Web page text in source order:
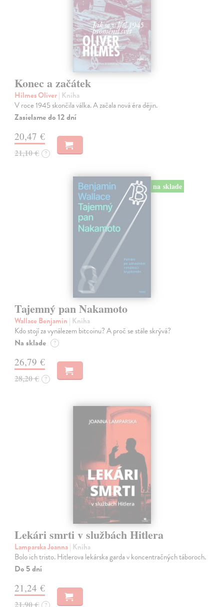
Konec a začátek
Hilmes Oliver| Kniha
V roce 1945 skončila válka. A začala nová éra dějin.
Zasielame do 12 dní
20,47 €
21,10 € ?
na sklade
Tajemný pan Nakamoto
Wallace Benjamin | Kniha
Kdo stojí za vynálezem bitcoinu? A proč se stále skrývá?
Na sklade ?
26,79 €
28,20 € ?
Lekári smrti v službách Hitlera
Lamparska Joanna| Kniha
Bolo ich tristo. Hitlerova lekárska garda v koncentračných táboroch.
Do 5 dní
21,24 €
21,90 € ?